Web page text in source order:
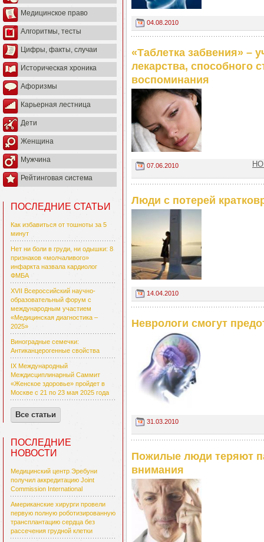
Медицинское право
Алгоритмы, тесты
Цифры, факты, случаи
Историческая хроника
Афоризмы
Карьерная лестница
Дети
Женщина
Мужчина
Рейтинговая система
ПОСЛЕДНИЕ СТАТЬИ
Как избавиться от тошноты за 5
минут
Нет ни боли в груди, ни одышки: 8
признаков «молчаливого»
инфаркта назвала кардиолог
ФМБА
XVII Всероссийский научно-
образовательный форум с
международным участием
«Медицинская диагностика –
2025»
Виноградные семечки:
Антиканцерогенные свойства
IX Международный
Междисциплинарный Саммит
«Женское здоровье» пройдет в
Москве с 21 по 23 мая 2025 года
Все статьи
ПОСЛЕДНИЕ
НОВОСТИ
Медицинский центр Эребуни
получил аккредитацию Joint
Commission International
Американские хирурги провели
первую полную роботизированную
трансплантацию сердца без
рассечения грудной клетки
04.08.2010
«Таблетка забвения» –
лекарства, способного
воспоминания
07.06.2010
Люди с потерей
14.04.2010
Неврологи смогут
31.03.2010
Пожилые люди теряют
внимания